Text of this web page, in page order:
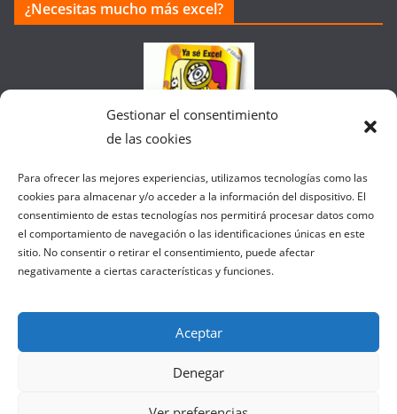
Gestionar el consentimiento
de las cookies
Para ofrecer las mejores experiencias, utilizamos tecnologías como las
cookies para almacenar y/o acceder a la información del dispositivo. El
consentimiento de estas tecnologías nos permitirá procesar datos como
el comportamiento de navegación o las identificaciones únicas en este
sitio. No consentir o retirar el consentimiento, puede afectar
negativamente a ciertas características y funciones.
Aceptar
Denegar
la
¿Necesitas mucho más excel?
Colaborando con FANATIC